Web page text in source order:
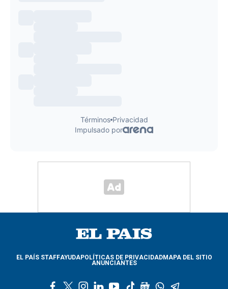
EL PAÍS STAFFAYUDAPOLÍTICAS DE PRIVACIDADMAPA DEL SITIO
ANUNCIANTES
l y t g w